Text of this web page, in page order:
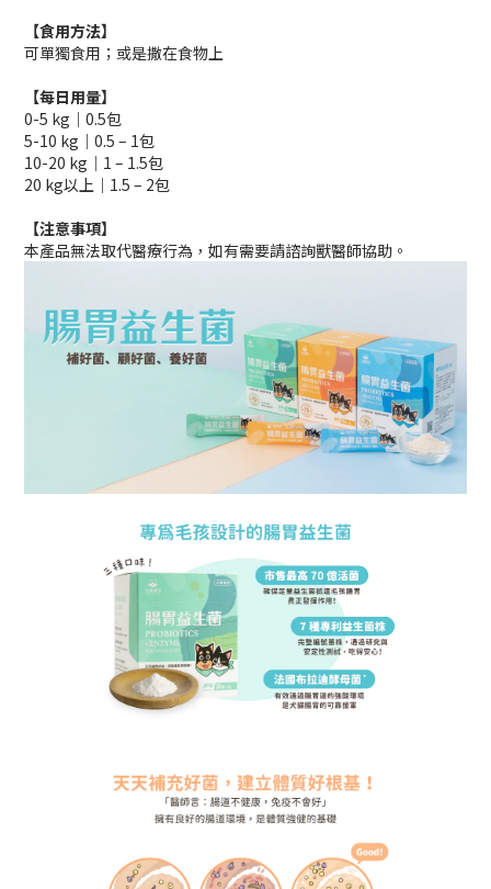
【食用方法】
可單獨食用；或是撒在食物上
【每日用量】
0-5 kg｜0.5包
5-10 kg｜0.5 – 1包
10-20 kg｜1 – 1.5包
20 kg以上｜1.5 – 2包
【注意事項】
本產品無法取代醫療行為，如有需要請諮詢獸醫師協助。